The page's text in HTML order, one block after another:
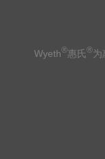
Wyeth®惠氏®为